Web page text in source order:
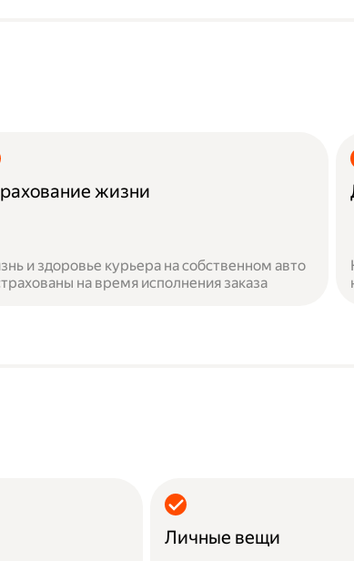
жизни
и здоровье курьера на собственном авто
на время исполнения заказа
Личные вещи